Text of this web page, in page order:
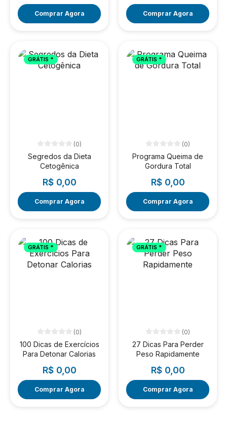
Comprar Agora Comprar Agora
GRÁTIS *
(0)
Segredos da Dieta
Cetogênica
R$ 0,00
Comprar Agora
GRÁTIS *
(0)
Programa Queima de
Gordura Total
R$ 0,00
Comprar Agora
GRÁTIS *
(0)
100 Dicas de Exercícios
Para Detonar Calorias
R$ 0,00
Comprar Agora
GRÁTIS *
(0)
27 Dicas Para Perder
Peso Rapidamente
R$ 0,00
Comprar Agora